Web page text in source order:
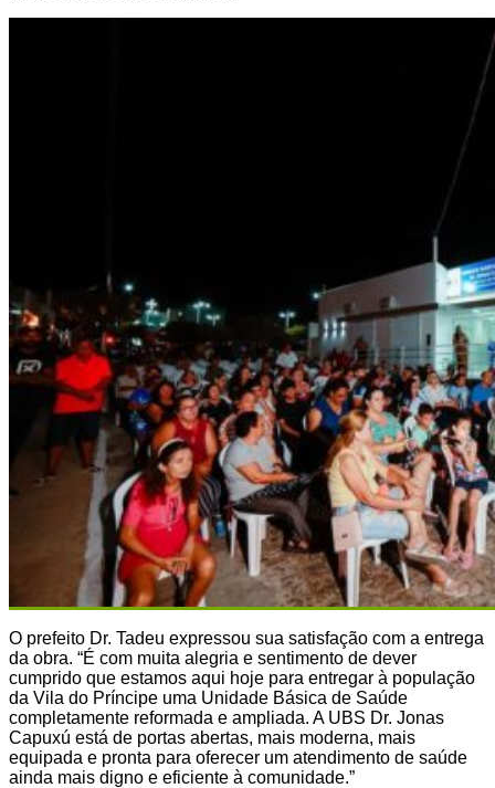
O prefeito Dr. Tadeu expressou sua satisfação com a entrega
da obra. “É com muita alegria e sentimento de dever
cumprido que estamos aqui hoje para entregar à população
da Vila do Príncipe uma Unidade Básica de Saúde
completamente reformada e ampliada. A UBS Dr. Jonas
Capuxú está de portas abertas, mais moderna, mais
equipada e pronta para oferecer um atendimento de saúde
ainda mais digno e eficiente à comunidade.”